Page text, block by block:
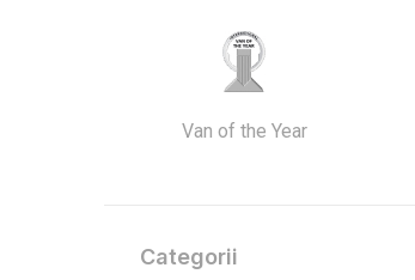
Van of the Year
Categorii